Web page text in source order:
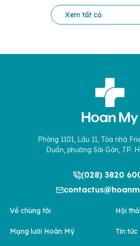
Xem tất cả
Phòng 1101, Lầu 11, Tòa nhà
Duẩn, phường Sài Gòn, TP.
(028) 3820
Về chúng tôi
Mạng lưới Hoàn Mỹ
Hội
Tin tức